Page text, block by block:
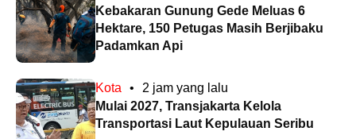
Kebakaran Gunung Gede Meluas 6
Hektare, 150 Petugas Masih Berjibaku
Padamkan Api
Kota •
2 jam yang lalu
Mulai 2027, Transjakarta Kelola
Transportasi Laut Kepulauan Seribu